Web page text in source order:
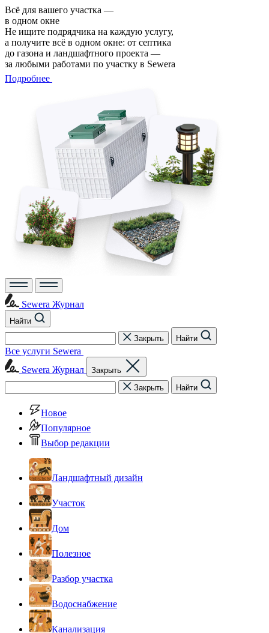
Всё для вашего участка —
в одном окне
Не ищите подрядчика на каждую услугу,
а получите всё в одном окне: от септика
до газона и ландшафтного проекта —
за любыми работами по участку в Sewera
Подробнее
Sewera Журнал
Найти
Закрыть
Найти
Все услуги Sewera
Sewera Журнал
Закрыть
Закрыть
Найти
Новое
Популярное
Выбор редакции
Ландшафтный дизайн
Участок
Дом
Полезное
Разбор участка
Водоснабжение
Канализация